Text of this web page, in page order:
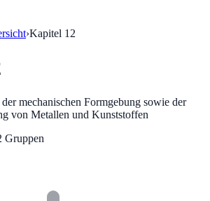
›Kapitel 12
mechanischen Formgebung sowie der
von Metallen und Kunststoffen
Gruppen